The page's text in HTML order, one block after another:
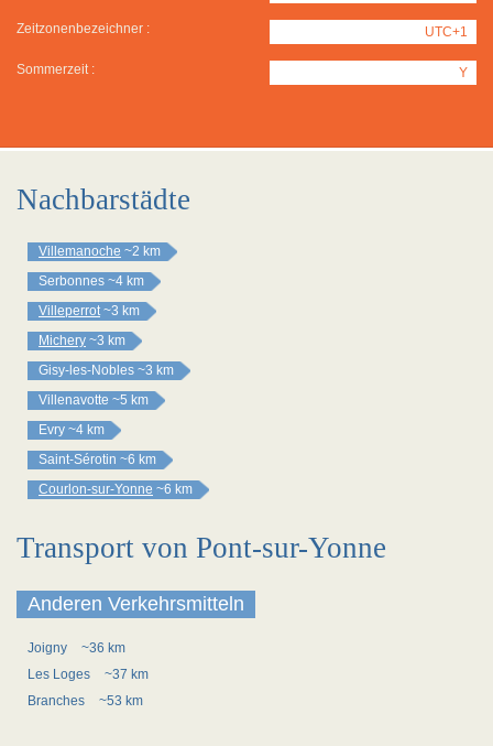
Zeitzonenbezeichner : UTC+1
Sommerzeit : Y
Nachbarstädte
Villemanoche ~2 km
Serbonnes ~4 km
Villeperrot ~3 km
Michery ~3 km
Gisy-les-Nobles ~3 km
Villenavotte ~5 km
Evry ~4 km
Saint-Sérotin ~6 km
Courlon-sur-Yonne ~6 km
Transport von Pont-sur-Yonne
Anderen Verkehrsmitteln
Joigny
~36 km
Les Loges
~37 km
Branches
~53 km